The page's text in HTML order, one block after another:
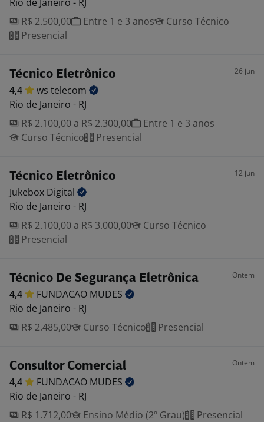
R$ 2.500,00
Entre 1 e 3 anos
Curso Técnico
Presencial
Técnico Eletrônico 26 jun
4,4 ws telecom
Rio de Janeiro - RJ
R$ 2.100,00 a R$ 2.300,00
Entre 1 e 3 anos
Curso Técnico
Presencial
Técnico Eletrônico 12 jun
Jukebox Digital
Rio de Janeiro - RJ
R$ 2.100,00 a R$ 3.000,00
Curso Técnico
Presencial
Técnico De Segurança Eletrônica Ontem
4,4 FUNDACAO MUDES
Rio de Janeiro - RJ
R$ 2.485,00
Curso Técnico Presencial
Consultor Comercial Ontem
4,4 FUNDACAO MUDES
Rio de Janeiro - RJ
R$ 1.712,00
Ensino Médio (2º Grau) Presencial